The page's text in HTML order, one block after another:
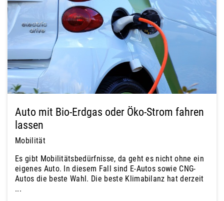
Auto mit Bio-Erdgas oder Öko-Strom fahren
lassen
Mobilität
Es gibt Mobilitätsbedürfnisse, da geht es nicht ohne ein
eigenes Auto. In diesem Fall sind E-Autos sowie CNG-
Autos die beste Wahl. Die beste Klimabilanz hat derzeit
...